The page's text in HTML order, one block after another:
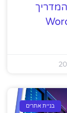
בניית אתרים